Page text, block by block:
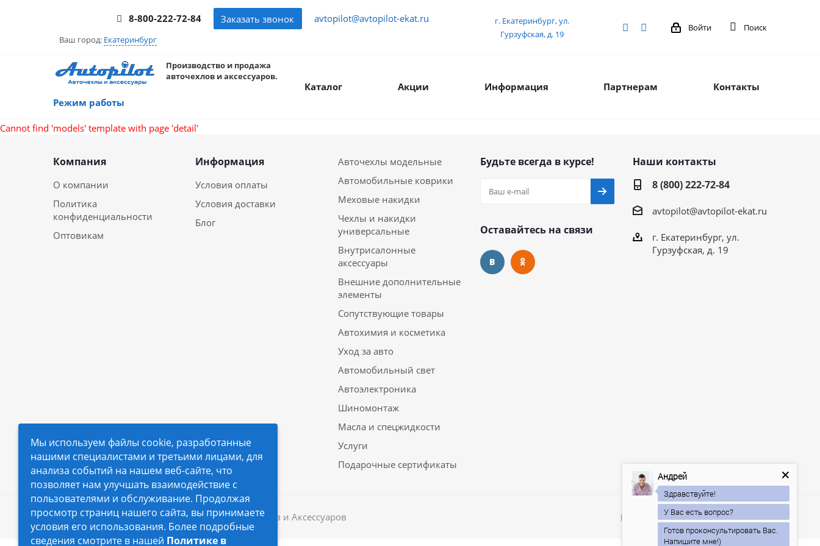
8-800-222-72-84 Заказать звонок avtopilot@avtopilot-ekat.ru
Ваш город: Екатеринбург
г. Екатеринбург, ул.
Гурзуфская, д. 19
Войти Поиск
Производство и продажа
авточехлов и аксессуаров.
Режим работы
Каталог Акции Информация Партнерам Контакты
Cannot find 'models' template with page 'detail'
Компания
О компании
Политика
конфиденциальности
Оптовикам
Информация
Условия оплаты
Условия доставки
Блог
Авточехлы модельные
Автомобильные коврики
Меховые накидки
Чехлы и накидки
универсальные
Внутрисалонные
аксессуары
Внешние дополнительные
элементы
Сопутствующие товары
Автохимия и косметика
Уход за авто
Автомобильный свет
Автоэлектроника
Шиномонтаж
Масла и спецжидкости
Услуги
Подарочные сертификаты
Будьте всегда в курсе!
Оставайтесь на связи
Наши контакты
8 (800) 222-72-84
avtopilot@avtopilot-ekat.ru
г. Екатеринбург, ул.
Гурзуфская, д. 19
2026 © Автопилот - интернет-магазин Авточехлов и Аксессуаров
Мы используем файлы cookie, разработанные
нашими специалистами и третьими лицами, для
анализа событий на нашем веб-сайте, что
позволяет нам улучшать взаимодействие с
пользователями и обслуживание. Продолжая
просмотр страниц нашего сайта, вы принимаете
условия его использования. Более подробные
сведения смотрите в нашей Политике в
Андрей
Здравствуйте!
У Вас есть вопрос?
Готов проконсультировать Вас.
Напишите мне!)